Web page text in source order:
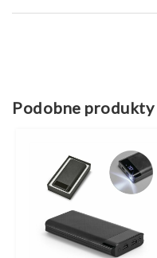
Podobne produkty